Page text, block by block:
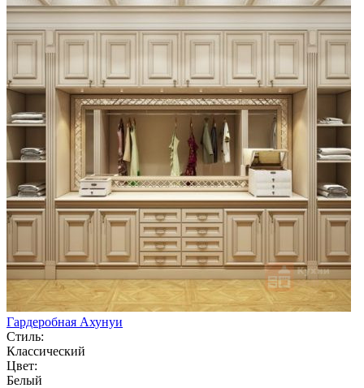
Гардеробная Ахунуи
Стиль:
Классический
Цвет:
Белый